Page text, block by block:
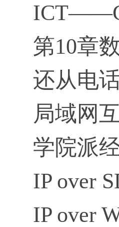
第10章
还从电
局域网
学院派
IP over
IP over